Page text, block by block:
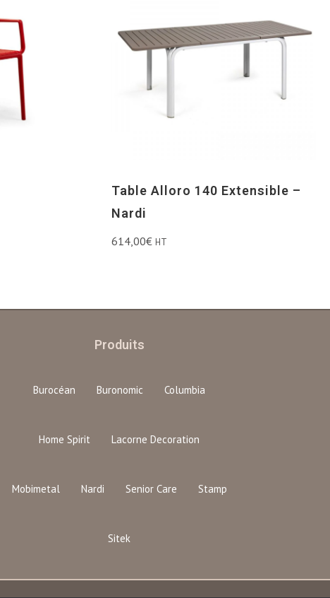
Table Alloro 140 Extensible –
Nardi
614,00€ HT
Produits
Burocéan Buronomic Columbia
Home Spirit Lacorne Decoration
Mobimetal Nardi Senior Care Stamp
Sitek